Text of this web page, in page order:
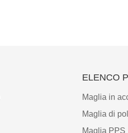
ELENCO
Maglia in
Maglia di
Maglia PPS